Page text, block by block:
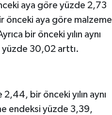
aya göre yüzde 2,73
önceki aya göre malzeme
bir önceki yılın aynı
yüzde 30,02 arttı.
bir önceki yılın aynı
endeksi yüzde 3,39,